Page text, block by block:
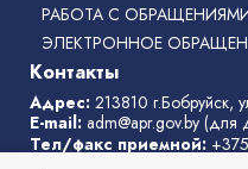
РАБОТА С
ЭЛЕКТРОННОЕ
Контакты
Адрес: 213810 г.Бобруйск,
E-mail: adm@apr.gov.by (для
Тел/факс приемной: